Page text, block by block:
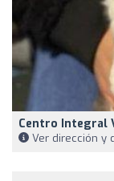
Centro Integral
Ver dirección y